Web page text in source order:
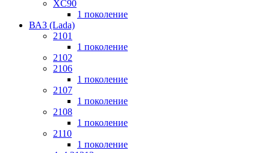
XC90
1 поколение
ВАЗ (Lada)
2101
1 поколение
2102
2106
1 поколение
2107
1 поколение
2108
1 поколение
2110
1 поколение